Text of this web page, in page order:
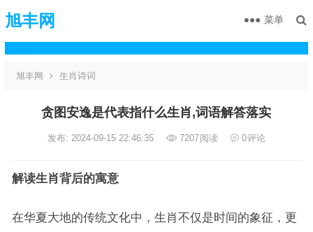
旭丰网 菜单
旭丰网 生肖诗词
贪图安逸是代表指什么生肖,词语解答落实
发布: 2024-09-15 22:46:35 7207阅读 0评论
解读生肖背后的寓意
在华夏大地的传统文化中，生肖不仅是时间的象征，更